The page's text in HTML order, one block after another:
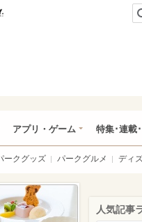
アプリ・ゲーム 特集･連載
ークグッズ パークグルメ ディ
人気記事